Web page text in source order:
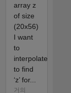
array z
of size
(20x56)
I want
to
interpolate
to find
‘z’ for...
거의